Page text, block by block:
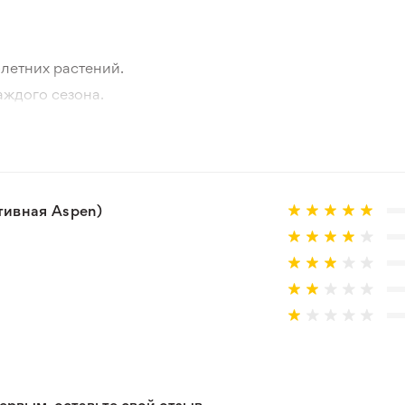
Обычная почва
растений.
сезона.
товара и реального растения.
Aspen)